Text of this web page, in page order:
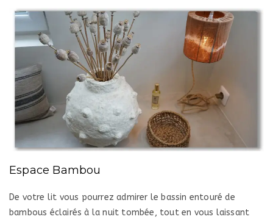
Espace Bambou
De votre lit vous pourrez admirer le bassin entouré de
bambous éclairés à la nuit tombée, tout en vous laissant